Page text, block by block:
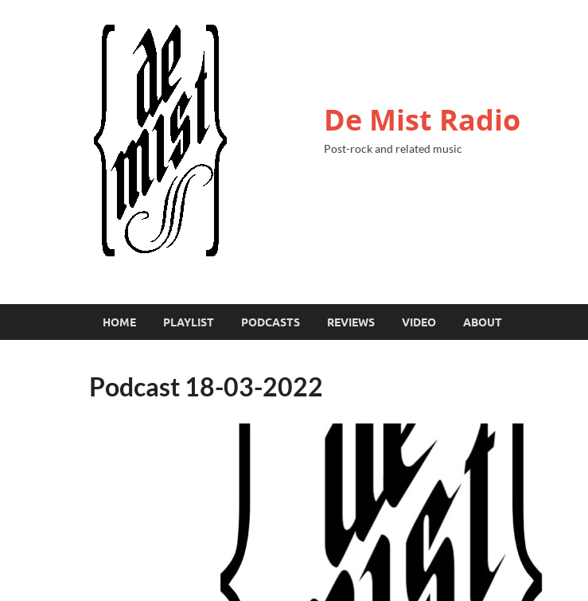
De Mist Radio
Post-rock and related music
HOME PLAYLIST PODCASTS REVIEWS VIDEO ABOUT
Podcast 18-03-2022